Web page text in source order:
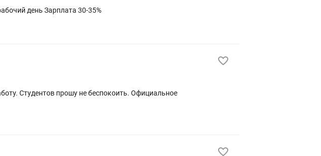
Ищу стоматолога терапевта с опытом работы На польный день или не польный рабочий день Зарплата 30-35%
Студентов прошу не беспокоить. Официальное